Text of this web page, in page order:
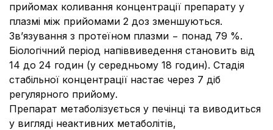
прийомах коливання концентрації препарату у
плазмі між прийомами 2 доз зменшуються.
Зв’язування з протеїном плазми − понад 79 %.
Бiологiчний перiод напiввиведення становить вiд
14 до 24 годин (у середньому 18 годин). Стадія
стабільної концентрації настає через 7 діб
регулярного прийому.
Препарат метаболізується у печінці та виводиться
у вигляді неактивних метаболітів,